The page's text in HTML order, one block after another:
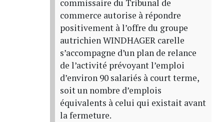
commissaire du Tribunal de
commerce autorise à répondre
positivement à l’offre du groupe
autrichien WINDHAGER carelle
s’accompagne d’un plan de relance
de l’activité prévoyant l’emploi
d’environ 90 salariés à court terme,
soit un nombre d’emplois
équivalents à celui qui existait avant
la fermeture.